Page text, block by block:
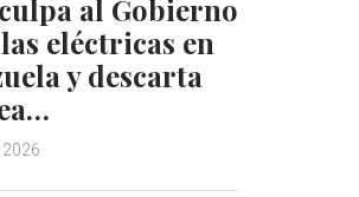
al Gobierno
eléctricas en
y descarta